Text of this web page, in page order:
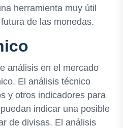
herramienta muy útil
de las monedas.
análisis en el mercado
El análisis técnico
y otros indicadores para
indicar una posible
de divisas. El análisis